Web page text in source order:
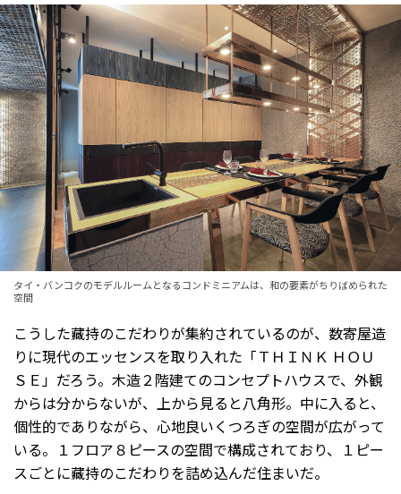
タイ・バンコクのモデルルームとなるコンドミニアムは、和の要素がちりばめられた
空間
こうした藏持のこだわりが集約されているのが、数寄屋造
りに現代のエッセンスを取り入れた「ＴＨＩＮＫ ＨＯＵ
ＳＥ」だろう。木造２階建てのコンセプトハウスで、外観
からは分からないが、上から見ると八角形。中に入ると、
個性的でありながら、心地良いくつろぎの空間が広がって
いる。１フロア８ピースの空間で構成されており、１ピー
スごとに藏持のこだわりを詰め込んだ住まいだ。